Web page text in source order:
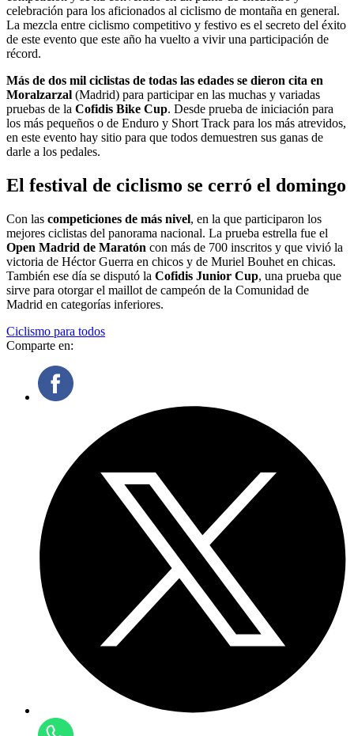
celebración para los aficionados al ciclismo de montaña en general.
La mezcla entre ciclismo competitivo y festivo es el secreto del éxito
de este evento que este año ha vuelto a vivir una participación de
récord.
Más de dos mil ciclistas de todas las edades se dieron cita en
Moralzarzal (Madrid) para participar en las muchas y variadas
pruebas de la Cofidis Bike Cup. Desde prueba de iniciación para
los más pequeños o de Enduro y Short Track para los más atrevidos,
en este evento hay sitio para que todos demuestren sus ganas de
darle a los pedales.
El festival de ciclismo se cerró el domingo
Con las competiciones de más nivel, en la que participaron los
mejores ciclistas del panorama nacional. La prueba estrella fue el
Open Madrid de Maratón con más de 700 inscritos y que vivió la
victoria de Héctor Guerra en chicos y de Muriel Bouhet en chicas.
También ese día se disputó la Cofidis Junior Cup, una prueba que
sirve para otorgar el maillot de campeón de la Comunidad de
Madrid en categorías inferiores.
Ciclismo para todos
Comparte en: